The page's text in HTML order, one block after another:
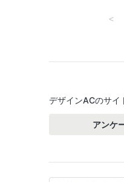
<
デザインACのサイ
アンケ